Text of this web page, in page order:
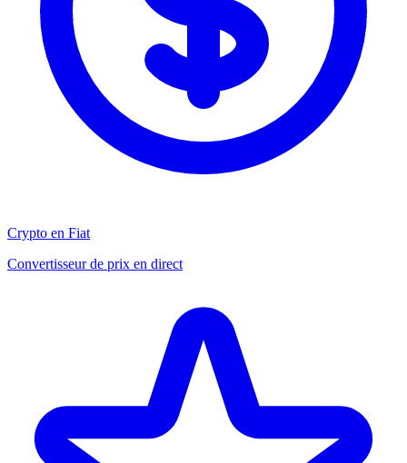
Crypto en Fiat
Convertisseur de prix en direct